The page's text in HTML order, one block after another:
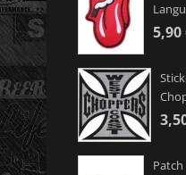
5,90